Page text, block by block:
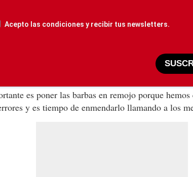
Acepto las condiciones y recibir tus newsletters.
es poner las barbas en remojo porque
y es tiempo de enmendarlo llamando a los